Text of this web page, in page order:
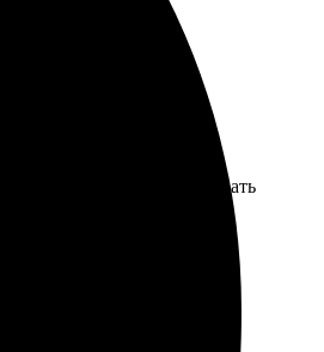
для подтверждения
Определенно буду заказывать